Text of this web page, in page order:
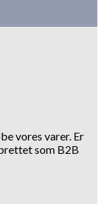
vores varer. Er
som B2B